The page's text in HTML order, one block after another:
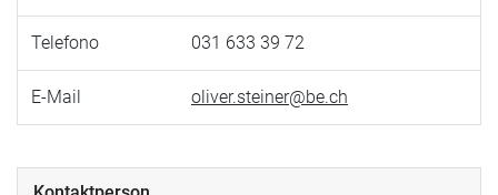
Telefono 031 633 39 72
E-Mail oliver.steiner@be.ch